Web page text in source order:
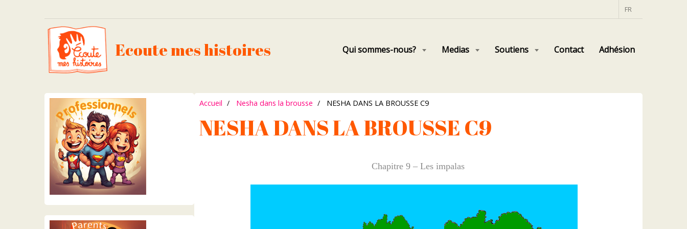
Ecoute mes histoires Qui sommes-nous? Medias Soutiens Contact Adhésion
FR
Accueil Nesha dans la brousse NESHA DANS LA BROUSSE C9
NESHA DANS LA BROUSSE C9
Chapitre 9 – Les impalas